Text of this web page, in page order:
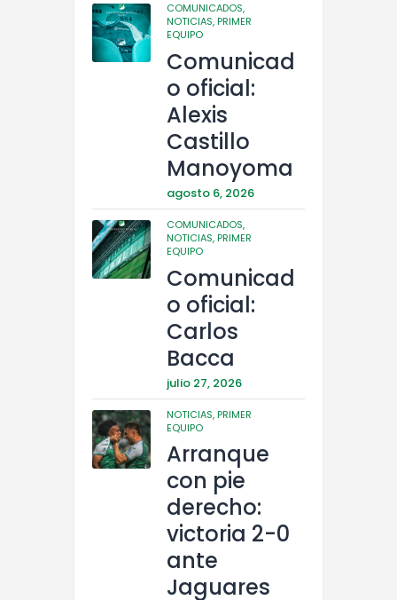
COMUNICADOS,
NOTICIAS,PRIMER
EQUIPO
Comunicad
o oficial:
Alexis
Castillo
Manoyoma
agosto 6, 2026
COMUNICADOS,
NOTICIAS,PRIMER
EQUIPO
Comunicad
o oficial:
Carlos
Bacca
julio 27, 2026
NOTICIAS,PRIMER
EQUIPO
Arranque
con pie
derecho:
victoria 2-0
ante
Jaguares